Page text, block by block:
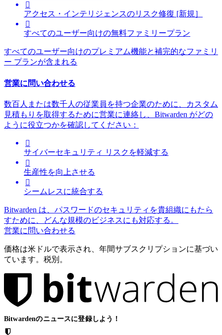

アクセス・インテリジェンスのリスク修復 [新規］

すべてのユーザー向けの無料ファミリープラン
すべてのユーザー向けのプレミアム機能と補完的なファミリ
ー プランが含まれる
営業に問い合わせる
数百人または数千人の従業員を持つ企業のために、カスタム
見積もりを取得するために営業に連絡し、Bitwarden がどの
ように役立つかを確認してください：

サイバーセキュリティ リスクを軽減する

生産性を向上させる

シームレスに統合する
Bitwarden は、パスワードのセキュリティを貴組織にもたら
すために、どんな規模のビジネスにも対応する。
営業に問い合わせる
価格は米ドルで表示され、年間サブスクリプションに基づい
ています。税別。
Bitwardenのニュースに登録しよう！